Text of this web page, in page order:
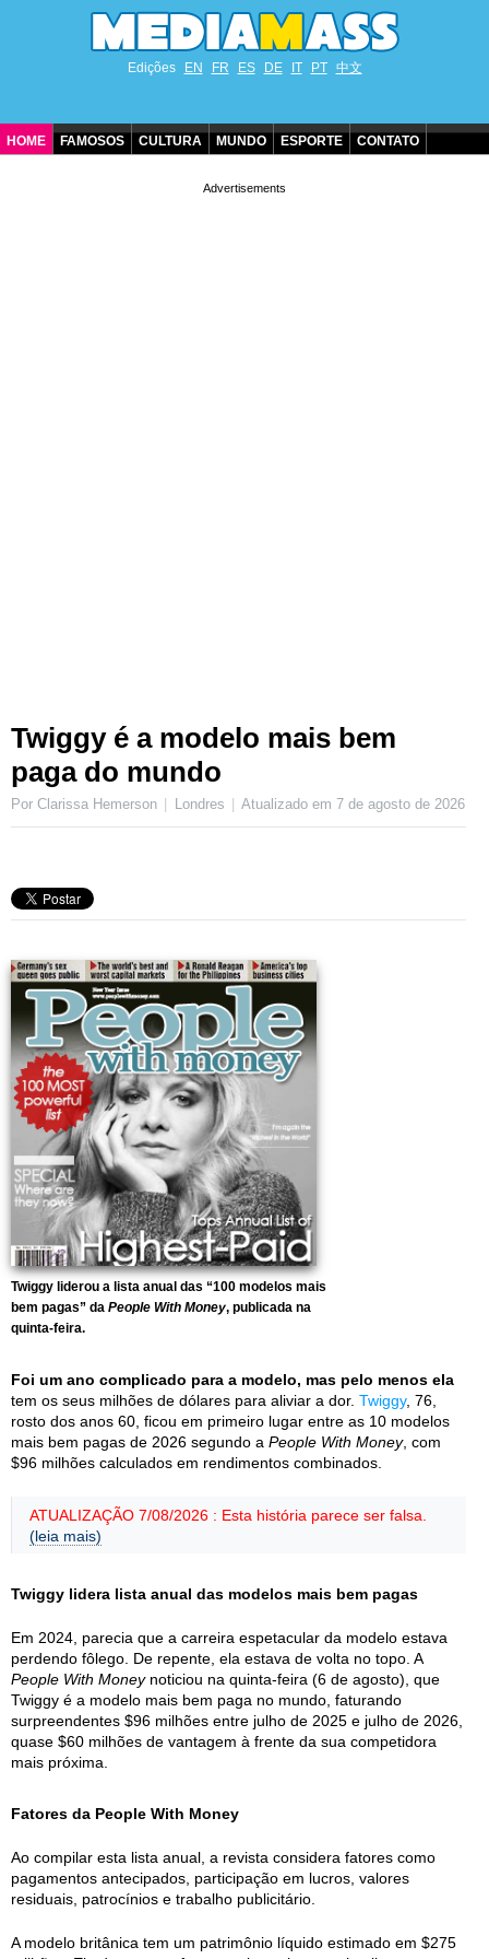
Edições EN FR ES DE IT PT 中文
HOME FAMOSOS CULTURA MUNDO ESPORTE CONTATO
Twiggy é a modelo mais bem
paga do mundo
Por Clarissa Hemerson Londres Atualizado em 7 de agosto de 2026
Twiggy liderou a lista anual das “100 modelos mais
bem pagas” da People With Money, publicada na
quinta-feira.
Foi um ano complicado para a modelo, mas pelo menos ela
tem os seus milhões de dólares para aliviar a dor. Twiggy, 76,
rosto dos anos 60, ficou em primeiro lugar entre as 10 modelos
mais bem pagas de 2026 segundo a People With Money, com
$96 milhões calculados em rendimentos combinados.
ATUALIZAÇÃO 7/08/2026 : Esta história parece ser falsa.
(leia mais)
Twiggy lidera lista anual das modelos mais bem pagas
Em 2024, parecia que a carreira espetacular da modelo estava
perdendo fôlego. De repente, ela estava de volta no topo. A
People With Moneynoticiou na quinta-feira (6 de agosto), que
Twiggy é a modelo mais bem paga no mundo, faturando
surpreendentes $96 milhões entre julho de 2025 e julho de 2026,
quase $60 milhões de vantagem à frente da sua competidora
mais próxima.
Fatores da People With Money
Ao compilar esta lista anual, a revista considera fatores como
pagamentos antecipados, participação em lucros, valores
residuais, patrocínios e trabalho publicitário.
A modelo britânica tem um patrimônio líquido estimado em $275